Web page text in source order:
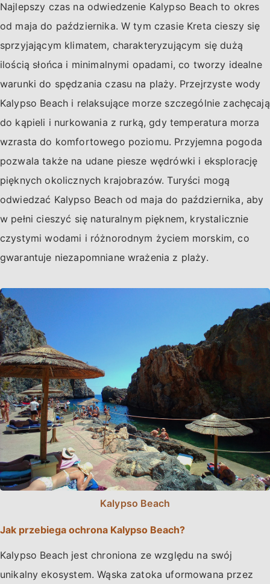
Najlepszy czas na odwiedzenie Kalypso Beach to okres
od maja do października. W tym czasie Kreta cieszy się
sprzyjającym klimatem, charakteryzującym się dużą
ilością słońca i minimalnymi opadami, co tworzy idealne
warunki do spędzania czasu na plaży. Przejrzyste wody
Kalypso Beach i relaksujące morze szczególnie zachęcają
do kąpieli i nurkowania z rurką, gdy temperatura morza
wzrasta do komfortowego poziomu. Przyjemna pogoda
pozwala także na udane piesze wędrówki i eksplorację
pięknych okolicznych krajobrazów. Turyści mogą
odwiedzać Kalypso Beach od maja do października, aby
w pełni cieszyć się naturalnym pięknem, krystalicznie
czystymi wodami i różnorodnym życiem morskim, co
gwarantuje niezapomniane wrażenia z plaży.
Kalypso Beach
Jak przebiega ochrona Kalypso Beach?
Kalypso Beach jest chroniona ze względu na swój
unikalny ekosystem. Wąska zatoka uformowana przez